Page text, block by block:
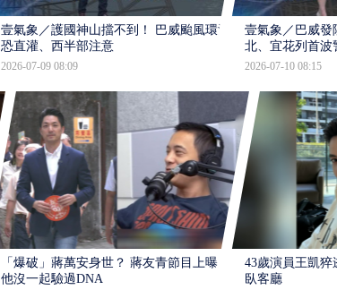
壹氣象／護國神山擋不到！ 巴威颱風環流
恐直灌、西半部注意
2026-07-09 08:09
壹氣象／巴威
北、宜花列首波
2026-07-10 08:15
「爆破」蔣萬安身世？ 蔣友青節目上曝：
他沒一起驗過DNA
43歲演員王凱猝
臥客廳